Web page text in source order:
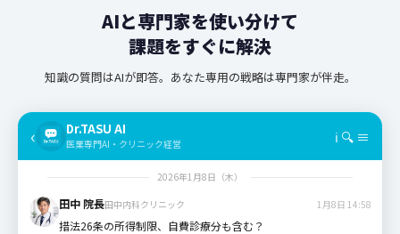
AIと専門家を使い分けて
課題をすぐに解決
知識の質問はAIが即答。あなた専用の戦略は専門家が伴走。
‹ Dr.TASU AI
医業専門AI・クリニック経営 ℹ 🔍 ≡
2026年1月8日（木）
田中 院長田中内科クリニック 1月8日 14:58
措法26条の所得制限、自費診療分も含む？